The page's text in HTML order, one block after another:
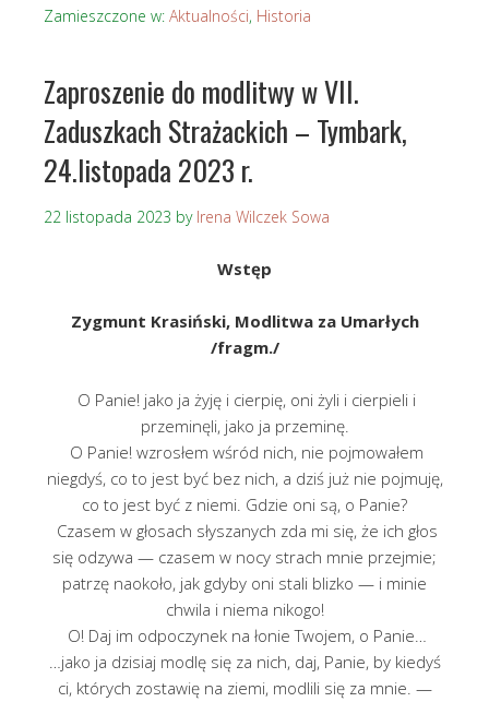
Zamieszczone w: Aktualności, Historia
Zaproszenie do modlitwy w VII.
Zaduszkach Strażackich – Tymbark,
24.listopada 2023 r.
22 listopada 2023 by Irena Wilczek Sowa
Wstęp
Zygmunt Krasiński, Modlitwa za Umarłych
/fragm./
O Panie! jako ja żyję i cierpię, oni żyli i cierpieli i
przeminęli, jako ja przeminę.
O Panie! wzrosłem wśród nich, nie pojmowałem
niegdyś, co to jest być bez nich, a dziś już nie pojmuję,
co to jest być z niemi. Gdzie oni są, o Panie?
Czasem w głosach słyszanych zda mi się, że ich głos
się odzywa — czasem w nocy strach mnie przejmie;
patrzę naokoło, jak gdyby oni stali blizko — i minie
chwila i niema nikogo!
O! Daj im odpoczynek na łonie Twojem, o Panie…
…jako ja dzisiaj modlę się za nich, daj, Panie, by kiedyś
ci, których zostawię na ziemi, modlili się za mnie. —